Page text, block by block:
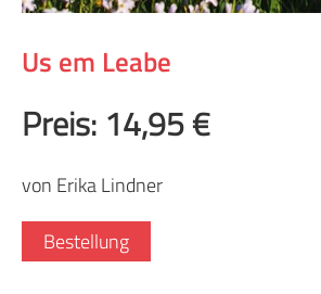
Us em Leabe
Preis: 14,95 €
von Erika Lindner
Bestellung